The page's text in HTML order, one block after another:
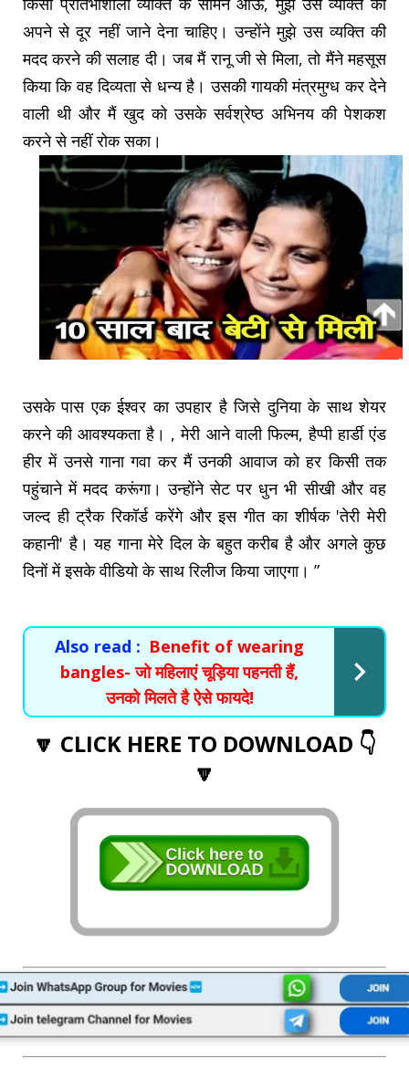
अपने से दूर नहीं जाने देना चाहिए। उन्होंने मुझे उस व्यक्ति की
मदद करने की सलाह दी। जब मैं रानू जी से मिला, तो मैंने महसूस
किया कि वह दिव्यता से धन्य है। उसकी गायकी मंत्रमुग्ध कर देने
वाली थी और मैं खुद को उसके सर्वश्रेष्ठ अभिनय की पेशकश
करने से नहीं रोक सका।
उसके पास एक ईश्वर का उपहार है जिसे दुनिया के साथ शेयर
करने की आवश्यकता है। , मेरी आने वाली फिल्म, हैप्पी हार्डी एंड
हीर में उनसे गाना गवा कर मैं उनकी आवाज को हर किसी तक
पहुंचाने में मदद करूंगा। उन्होंने सेट पर धुन भी सीखी और वह
जल्द ही ट्रैक रिकॉर्ड करेंगे और इस गीत का शीर्षक 'तेरी मेरी
कहानी' है। यह गाना मेरे दिल के बहुत करीब है और अगले कुछ
दिनों में इसके वीडियो के साथ रिलीज किया जाएगा। ”
Also read : Benefit of wearing
bangles- जो महिलाएं चूड़िया पहनती हैं,
उनको मिलते है ऐसे फायदे!
🔽 CLICK HERE TO DOWNLOAD 👇
🔽